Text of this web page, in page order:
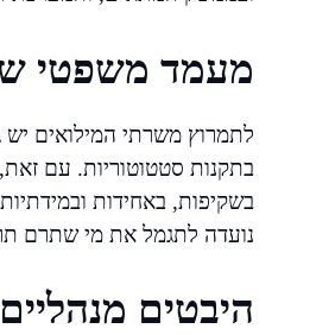
מעמד משפטי
לתמרוץ משרתי המילואים
בתקנות סטטוטוריות. עם
בשקיפות, באחידות
נועדה לתגמל את מי שתרם
היבטים